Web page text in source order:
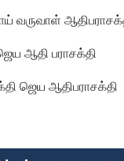
வருவாள்
ஆதி பராசக்தி
ஜெய ஆதிபராசக்தி